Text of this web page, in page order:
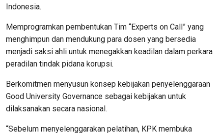
Indonesia.
Memprogramkan pembentukan Tim “Experts on Call” yang
menghimpun dan mendukung para dosen yang bersedia
menjadi saksi ahli untuk menegakkan keadilan dalam perkara
peradilan tindak pidana korupsi.
Berkomitmen menyusun konsep kebijakan penyelenggaraan
Good University Governance sebagai kebijakan untuk
dilaksanakan secara nasional.
“Sebelum menyelenggarakan pelatihan, KPK membuka